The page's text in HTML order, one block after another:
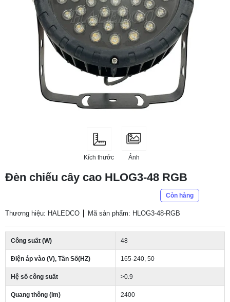
Kích thước Ảnh
Đèn chiếu cây cao HLOG3-48 RGB
Còn hàng
Thương hiệu: HALEDCO Mã sản phẩm: HLOG3-48-RGB
Công suất (W) 48
Điện áp vào (V), Tần Số(HZ) 165-240, 50
Hệ số công suất >0.9
Quang thông (lm) 2400